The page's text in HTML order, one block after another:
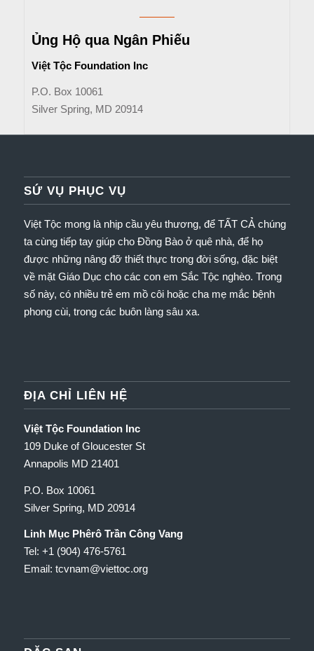
Ủng Hộ qua Ngân Phiếu
Việt Tộc Foundation Inc
P.O. Box 10061
Silver Spring, MD 20914
SỨ VỤ PHỤC VỤ
Việt Tộc mong là nhịp cầu yêu thương, để TẤT CẢ chúng
ta cùng tiếp tay giúp cho Đồng Bào ở quê nhà, để họ
được những nâng đỡ thiết thực trong đời sống, đặc biệt
về mặt Giáo Dục cho các con em Sắc Tộc nghèo. Trong
số này, có nhiều trẻ em mồ côi hoặc cha mẹ mắc bệnh
phong cùi, trong các buôn làng sâu xa.
ĐỊA CHỈ LIÊN HỆ
Việt Tộc Foundation Inc
109 Duke of Gloucester St
Annapolis MD 21401
P.O. Box 10061
Silver Spring, MD 20914
Linh Mục Phêrô Trần Công Vang
Tel: +1 (904) 476-5761
Email: tcvnam@viettoc.org